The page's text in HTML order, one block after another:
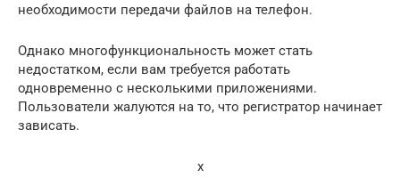
необходимости передачи файлов на телефон.
Однако многофункциональность может стать
недостатком, если вам требуется работать
одновременно с несколькими приложениями.
Пользователи жалуются на то, что регистратор начинает
зависать.
x